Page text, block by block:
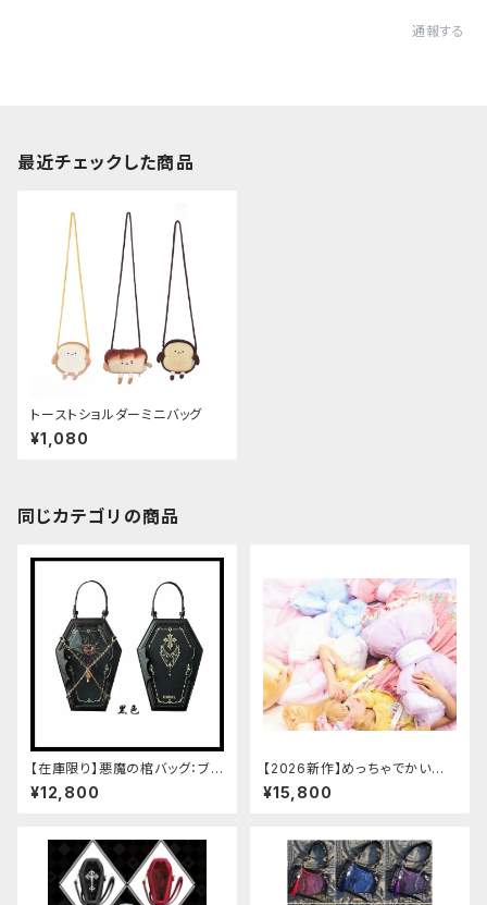
通報する
最近チェックした商品
トーストショルダーミニバッグ
¥1,080
同じカテゴリの商品
【在庫限り】悪魔の棺バッグ：ブラ
ック
¥12,800
【2026新作】めっちゃでかいロ
リータリボンバッグ[メッシュボウ
ノットブックバッグ]
¥15,800